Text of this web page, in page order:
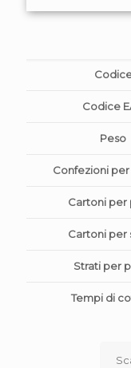
Codice
Peso
Confezioni
Cartoni per
Cartoni per
Strati per
Tempi di